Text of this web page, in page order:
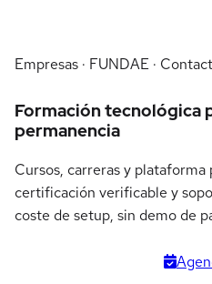
Empresas · FUNDAE ·
Formación tecnológica
permanencia
Cursos, carreras y plataforma
certificación verificable y
coste de setup, sin demo de